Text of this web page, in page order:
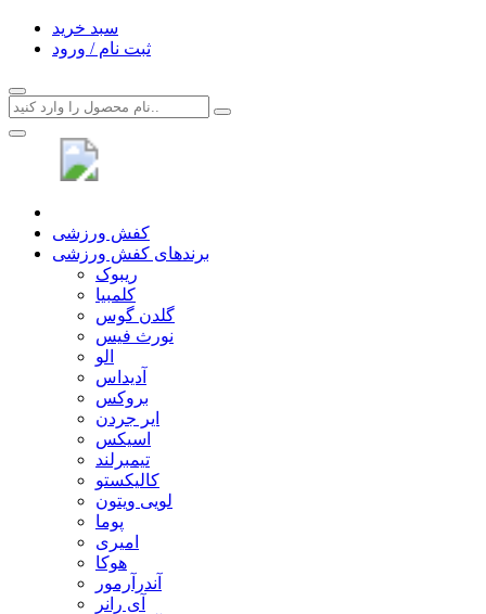
سبد خرید
ثبت نام / ورود
کفش ورزشی
برندهای کفش ورزشی
ریبوک
کلمبیا
گلدن گوس
نورث فیس
الو
آدیداس
بروکس
ایر جردن
اسیکس
تیمبرلند
کالیکستو
لویی ویتون
پوما
امیری
هوکا
آندرآرمور
آی رانر